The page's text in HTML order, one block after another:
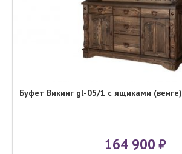
Буфет Викинг gl-05/1 с ящиками (венге)
164 900